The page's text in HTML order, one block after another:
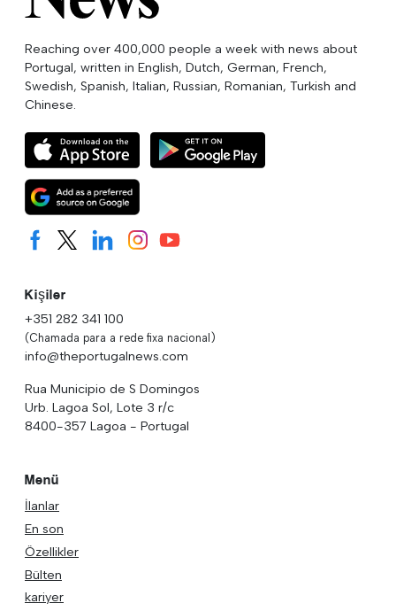
Reaching over 400,000 people a week with news about
Portugal, written in English, Dutch, German, French,
Swedish, Spanish, Italian, Russian, Romanian, Turkish and
Chinese.
Kişiler
+351 282 341 100
(Chamada para a rede fixa nacional)
info@theportugalnews.com
Rua Municipio de S Domingos
Urb. Lagoa Sol, Lote 3 r/c
8400-357 Lagoa - Portugal
Menü
İlanlar
En son
Özellikler
Bülten
kariyer